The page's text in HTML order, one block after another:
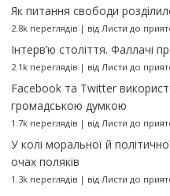
Як питання свободи
2.8k переглядів| від Листи до
Інтерв’ю століття. Фаллачі
2.1k переглядів| від Листи до
Facebook та Twitter
громадською думкою
1.7k переглядів| від Листи до
У колі моральної й
очах поляків
1.3k переглядів| від Листи до